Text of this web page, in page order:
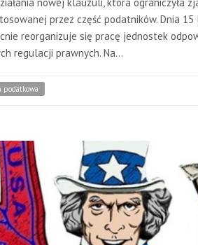
przez część podatników. Dnia
reorganizuje się pracę jednostek
regulacji prawnych. Na…
podatkowa